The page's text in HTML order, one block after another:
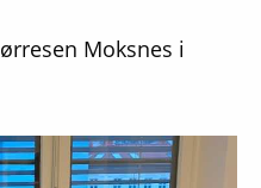
Moksnes i